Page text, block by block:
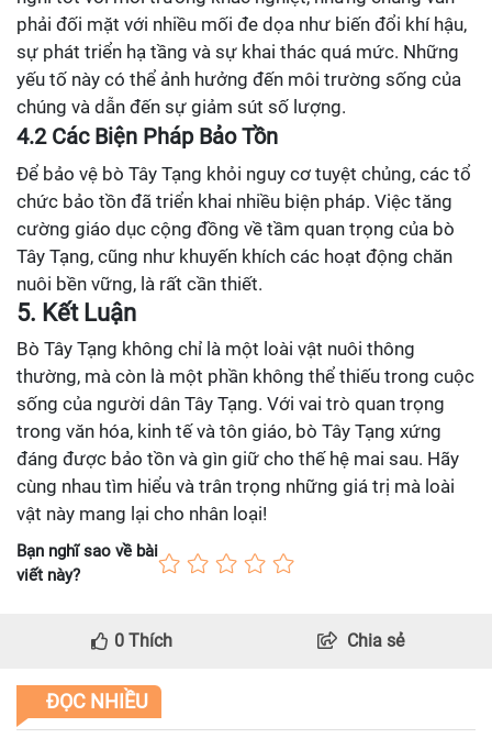
phải đối mặt với nhiều mối đe dọa như biến đổi khí hậu,
sự phát triển hạ tầng và sự khai thác quá mức. Những
yếu tố này có thể ảnh hưởng đến môi trường sống của
chúng và dẫn đến sự giảm sút số lượng.
4.2 Các Biện Pháp Bảo Tồn
Để bảo vệ bò Tây Tạng khỏi nguy cơ tuyệt chủng, các tổ
chức bảo tồn đã triển khai nhiều biện pháp. Việc tăng
cường giáo dục cộng đồng về tầm quan trọng của bò
Tây Tạng, cũng như khuyến khích các hoạt động chăn
nuôi bền vững, là rất cần thiết.
5. Kết Luận
Bò Tây Tạng không chỉ là một loài vật nuôi thông
thường, mà còn là một phần không thể thiếu trong cuộc
sống của người dân Tây Tạng. Với vai trò quan trọng
trong văn hóa, kinh tế và tôn giáo, bò Tây Tạng xứng
đáng được bảo tồn và gìn giữ cho thế hệ mai sau. Hãy
cùng nhau tìm hiểu và trân trọng những giá trị mà loài
vật này mang lại cho nhân loại!
Bạn nghĩ sao về bài
viết này?
0 Thích Chia sẻ
ĐỌC NHIỀU